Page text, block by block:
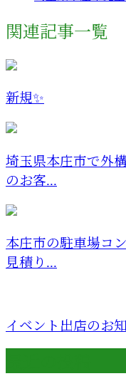
関連記事一覧
新規✨
埼玉県本庄市で外
のお客...
本庄市の駐車場コ
見積り...
イベント出店のお